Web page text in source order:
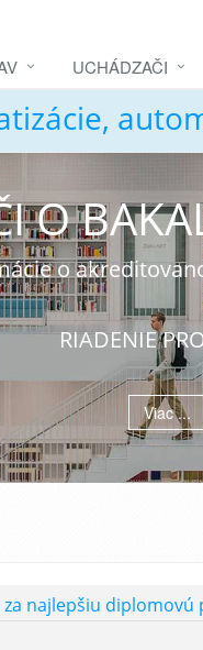
UCHÁDZAČI
O
o
RIADENIE
Viac ...
najlepšiu diplomovú